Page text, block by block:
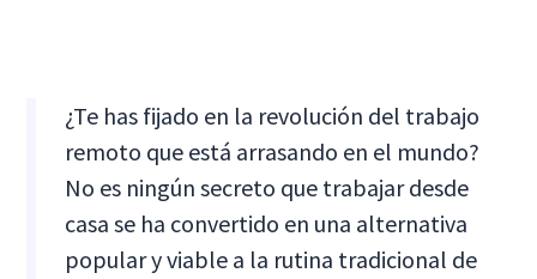
¿Te has fijado en la revolución del trabajo
remoto que está arrasando en el mundo?
No es ningún secreto que trabajar desde
casa se ha convertido en una alternativa
popular y viable a la rutina tradicional de